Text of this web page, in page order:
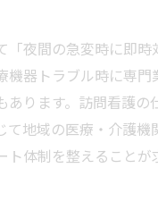
「夜間の急変時に即時
機器トラブル時に専門
あります。訪問看護の
て地域の医療・介護機
ト体制を整えることが